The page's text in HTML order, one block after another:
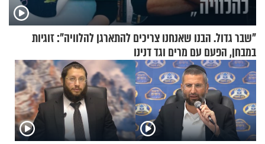
"שבר גדול. הבנו שאנחנו צריכים להתארגן להלוויה": זוגיות
במבחן, הפעם עם מרים וגד דנינו